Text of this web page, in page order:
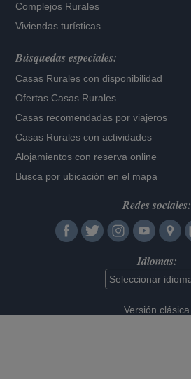
Complejos Rurales
Viviendas turísticas
Búsquedas especiales:
Casas Rurales con disponibilidad
Ofertas Casas Rurales
Casas recomendadas por viajeros
Casas Rurales con actividades
Alojamientos con reserva online
Busca por ubicación en el mapa
Redes sociales:
Idiomas:
Versión clásica